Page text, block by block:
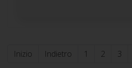
Inizio Indietro 1 2 3